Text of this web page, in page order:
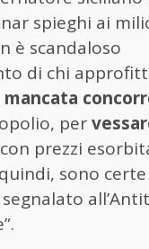
spieghi ai
è scandaloso
di chi
per
con prezzi
quindi, sono